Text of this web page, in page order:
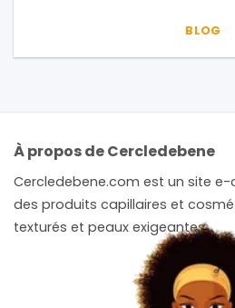
BLOG
À propos de Cercledebene
Cercledebene.com est un site
des produits capillaires et
texturés et peaux exigeantes.